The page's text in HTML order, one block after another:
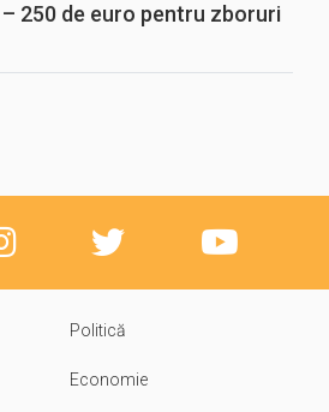
250 de euro pentru zboruri
Politică
Economie